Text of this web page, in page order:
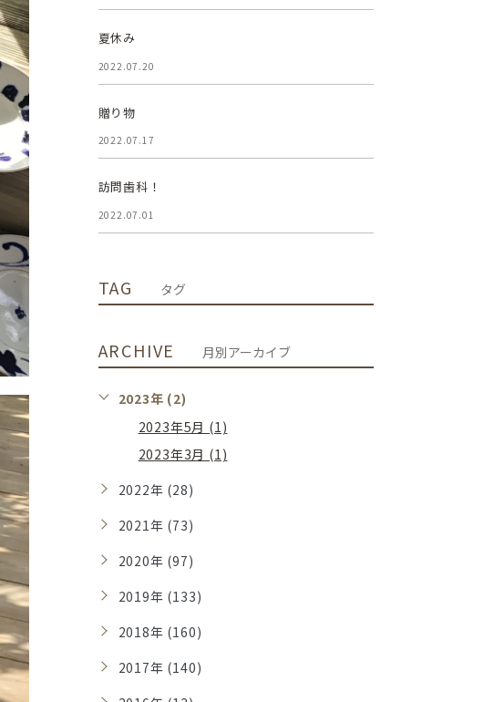
夏休み
2022.07.20
贈り物
2022.07.17
訪問歯科！
2022.07.01
TAG タグ
ARCHIVE 月別アーカイブ
2023年 (2)
2023年5月 (1)
2023年3月 (1)
2022年 (28)
2021年 (73)
2020年 (97)
2019年 (133)
2018年 (160)
2017年 (140)